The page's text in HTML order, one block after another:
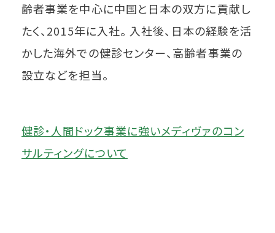
齢者事業を中心に中国と日本の双方に貢献し
たく、2015年に入社。 入社後、日本の経験を活
かした海外での健診センター、高齢者事業の
設立などを担当。
健診・人間ドック事業に強いメディヴァのコン
サルティングについて